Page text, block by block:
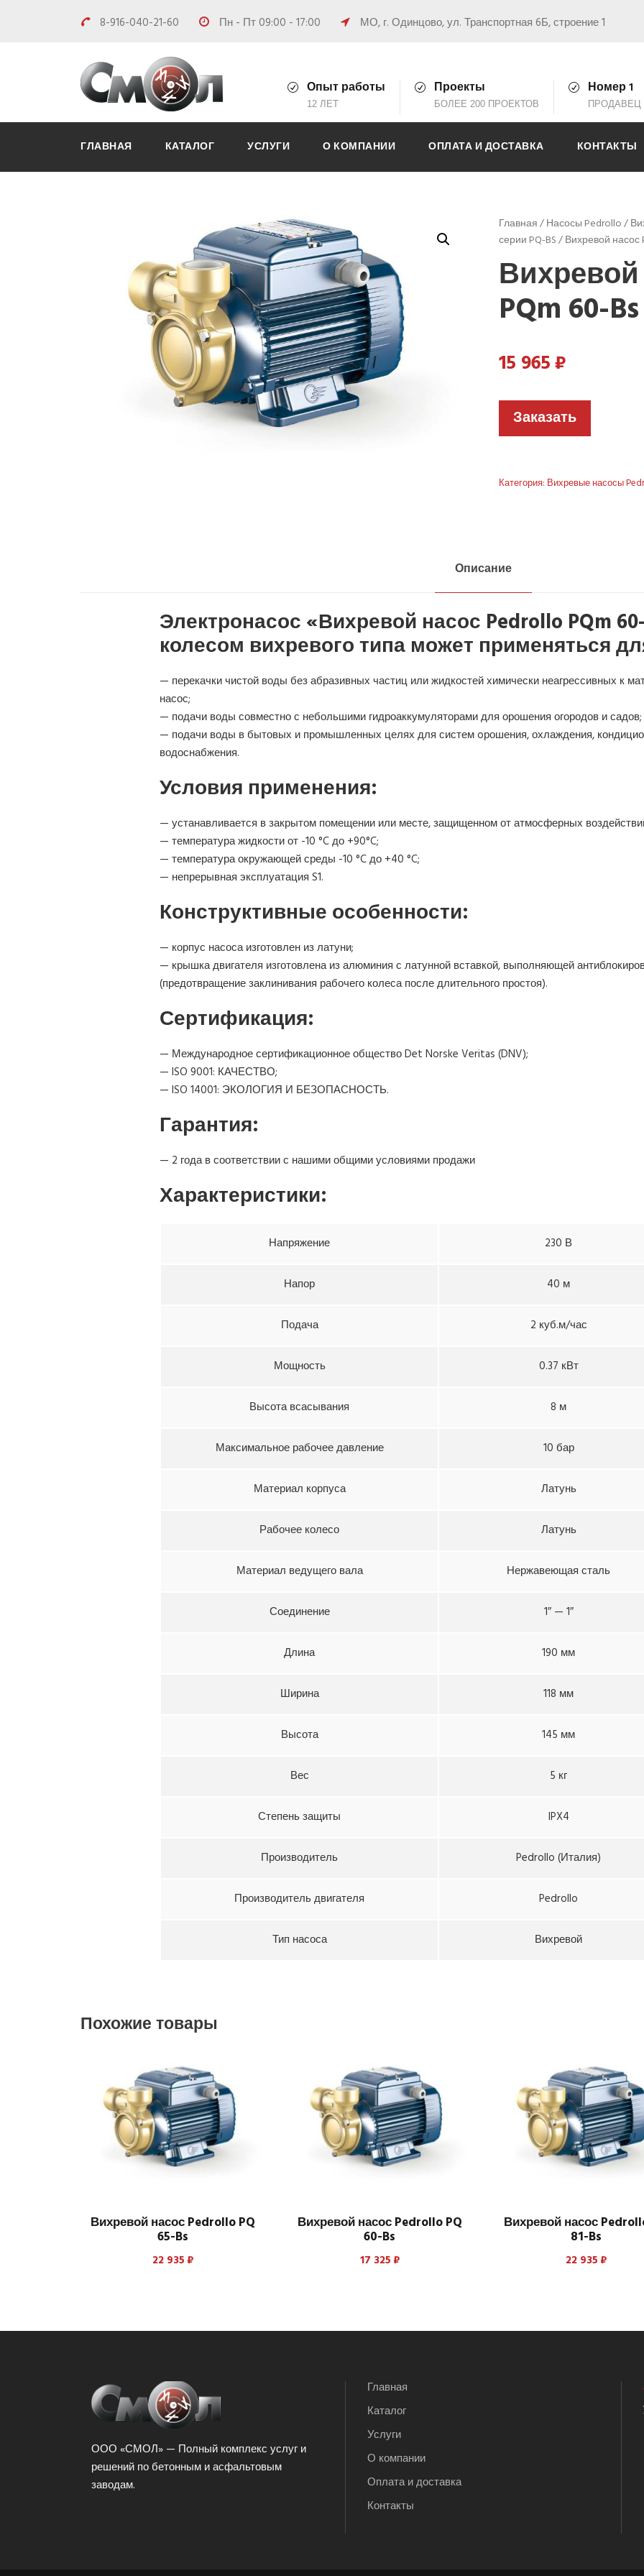
8-916-040-21-60 Пн - Пт 09:00 - 17:00 МО, г. Одинцово, ул. Транспортная 6Б, строение 1
Опыт работы
12 ЛЕТ
Проекты
БОЛЕЕ 200 ПРОЕКТОВ
Номер 1
ПРОДАВЕЦ
ГЛАВНАЯ КАТАЛОГ УСЛУГИ О КОМПАНИИ ОПЛАТА И ДОСТАВКА КОНТАКТЫ
Главная/Насосы Pedrollo/
серии PQ-BS/ Вихревой насос
PQm 60-Bs
15 965₽
Заказать
Категория: Вихревые насосы
Описание
Электронасос «Вихревой насос Pedrollo PQm
колесом вихревого типа может применяться
— перекачки чистой воды без абразивных частиц или жидкостей химически неагрессивных к
насос;
— подачи воды совместно с небольшими гидроаккумуляторами для орошения огородов и садов;
— подачи воды в бытовых и промышленных целях для систем oрошения, охлаждения,
водоснабжения.
Условия применения:
— устанавливается в закрытом помещении или месте, защищенном от атмосферных
— температура жидкости от -10 °C до +90°C;
— температура окружающей среды -10 °C до +40 °C;
— непрерывная эксплуатация S1.
Конструктивные особенности:
— корпус насоса изготовлен из латуни;
— крышка двигателя изготовлена из алюминия с латунной вставкой, выполняющей
(предотвращение заклинивания рабочего колеса после длительного простоя).
Сертификация:
— Международное сертификационное общество Det Norske Veritas (DNV);
— ISO 9001: КАЧЕСТВО;
— ISO 14001: ЭКОЛОГИЯ И БЕЗОПАСНОСТЬ.
Гарантия:
— 2 года в соответствии с нашими общими условиями продажи
Характеристики:
Напряжение 230 В
Напор 40 м
Подача 2 куб.м/час
Мощность 0.37 кВт
Высота всасывания 8 м
Максимальное рабочее давление 10 бар
Материал корпуса Латунь
Рабочее колесо Латунь
Материал ведущего вала Нержавеющая сталь
Соединение 1″ — 1″
Длина 190 мм
Ширина 118 мм
Высота 145 мм
Вес 5 кг
Степень защиты IPX4
Производитель Pedrollo (Италия)
Производитель двигателя Pedrollo
Тип насоса Вихревой
Похожие товары
Вихревой насос Pedrollo PQ
65-Bs
22 935₽
Вихревой насос Pedrollo PQ
60-Bs
17 325₽
Вихревой насос
81-Bs
22 935₽
ООО «СМОЛ» — Полный комплекс услуг и
решений по бетонным и асфальтовым
заводам.
Главная
Каталог
Услуги
О компании
Оплата и доставка
Контакты